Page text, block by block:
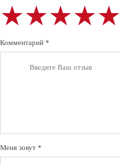
★★★★★
★★★★★
★★★★★
Комментарий *
Меня зовут *